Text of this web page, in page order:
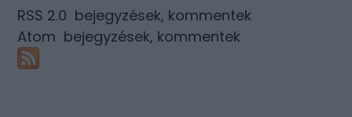
RSS 2.0 bejegyzések, kommentek
Atom bejegyzések, kommentek